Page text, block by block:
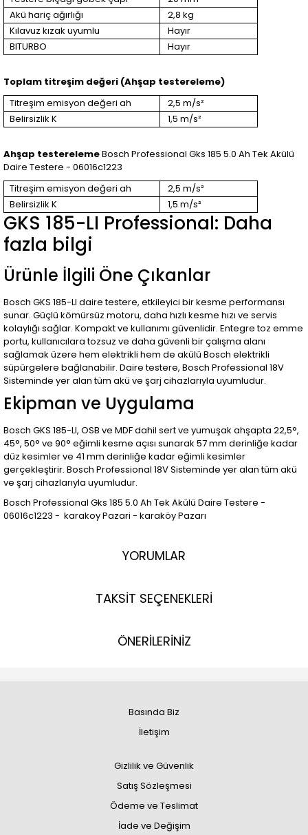
Akü hariç ağırlığı
2,8 kg
Kılavuz kızak uyumlu
Hayır
BITURBO
Hayır
Toplam titreşim değeri (Ahşap testereleme)
Titreşim emisyon değeri ah
2,5 m/s²
Belirsizlik K
1,5 m/s²
Ahşap testerelemeBosch Professional Gks 185 5.0 Ah Tek Akülü
Daire Testere - 06016c1223
Titreşim emisyon değeri ah
2,5 m/s²
Belirsizlik K
1,5 m/s²
GKS 185-LI Professional: Daha
fazla bilgi
Ürünle İlgili Öne Çıkanlar
Bosch GKS 185-LI daire testere, etkileyici bir kesme performansı
sunar. Güçlü kömürsüz motoru, daha hızlı kesme hızı ve servis
kolaylığı sağlar. Kompakt ve kullanımı güvenlidir. Entegre toz emme
portu, kullanıcılara tozsuz ve daha güvenli bir çalışma alanı
sağlamak üzere hem elektrikli hem de akülü Bosch elektrikli
süpürgelere bağlanabilir. Daire testere, Bosch Professional 18V
Sisteminde yer alan tüm akü ve şarj cihazlarıyla uyumludur.
Ekipman ve Uygulama
Bosch GKS 185-LI, OSB ve MDF dahil sert ve yumuşak ahşapta 22,5°,
45°, 50° ve 90° eğimli kesme açısı sunarak 57 mm derinliğe kadar
düz kesimler ve 41 mm derinliğe kadar eğimli kesimler
gerçekleştirir. Bosch Professional 18V Sisteminde yer alan tüm akü
ve şarj cihazlarıyla uyumludur.
Bosch Professional Gks 185 5.0 Ah Tek Akülü Daire Testere -
06016c1223 - karakoy Pazari - karaköy Pazarı
YORUMLAR
TAKSİT SEÇENEKLERİ
ÖNERİLERİNİZ
Basında Biz
İletişim
Gizlilik ve Güvenlik
Satış Sözleşmesi
Ödeme ve Teslimat
İade ve Değişim